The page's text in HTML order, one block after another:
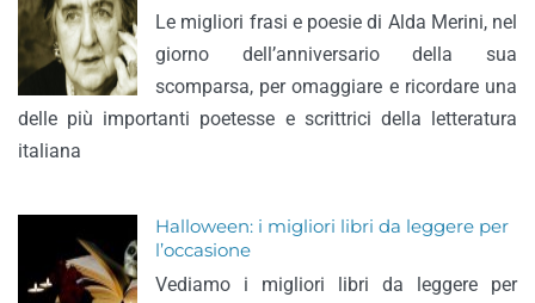
Le migliori frasi e poesie di Alda Merini, nel
giorno dell’anniversario della sua
scomparsa, per omaggiare e ricordare una
delle più importanti poetesse e scrittrici della letteratura
italiana
Halloween: i migliori libri da leggere per
l’occasione
Vediamo i migliori libri da leggere per